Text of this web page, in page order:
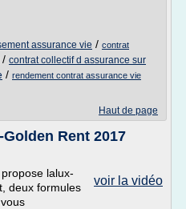
assurance vie / contrat
/ contrat collectif d assurance sur
/ rendement contrat assurance vie
Haut de page
Rent 2017
voir la vidéo
lalux-
deux formules